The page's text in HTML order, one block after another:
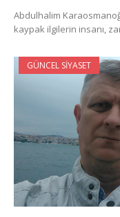
Abdulhalim
kaypak ilgilerin insanı,
GÜNCEL SIYASET